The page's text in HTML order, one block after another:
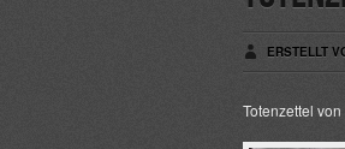
ERSTELLT
Totenzettel